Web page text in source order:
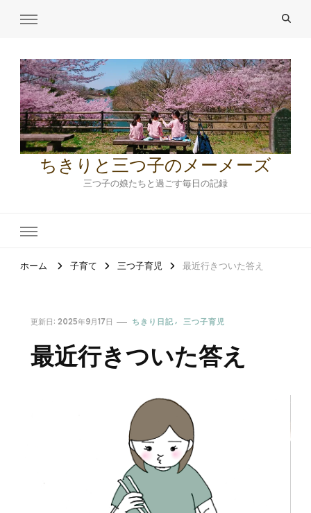
ちきりと三つ子のメーメーズ
三つ子の娘たちと過ごす毎日の記録
ホーム 子育て 三つ子育児 最近行きついた答え
更新日: 2025年9月17日 ちきり日記 三つ子育児
最近行きついた答え